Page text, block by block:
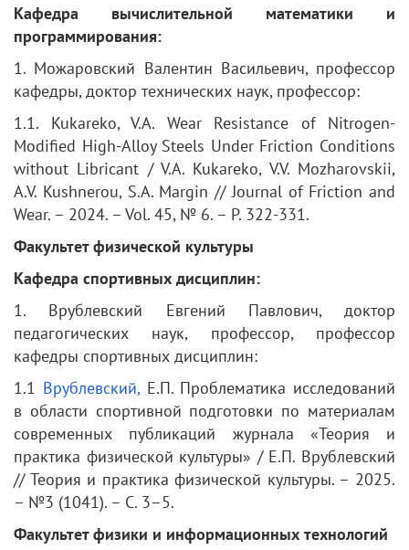
Кафедра вычислительной математики и
программирования:
1. Можаровский Валентин Васильевич, профессор
кафедры, доктор технических наук, профессор:
1.1. Kukareko, V.A. Wear Resistance of Nitrogen-
Modified High-Alloy Steels Under Friction Conditions
without Libricant / V.A. Kukareko, V.V. Mozharovskii,
A.V. Kushnerou, S.A. Margin // Journal of Friction and
Wear. – 2024. – Vol. 45, № 6. – P. 322-331.
Факультет физической культуры
Кафедра спортивных дисциплин:
1. Врублевский Евгений Павлович, доктор
педагогических наук, профессор, профессор
кафедры спортивных дисциплин:
1.1 Врублевский,Е.П. Проблематика исследований
в области спортивной подготовки по материалам
современных публикаций журнала «Теория и
практика физической культуры» / Е.П. Врублевский
// Теория и практика физической культуры. – 2025.
– №3 (1041). – С. 3–5.
Факультет физики и информационных технологий